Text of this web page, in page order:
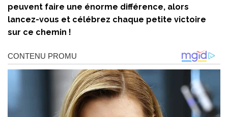
peuvent faire une énorme différence, alors
lancez-vous et célébrez chaque petite victoire
sur ce chemin !